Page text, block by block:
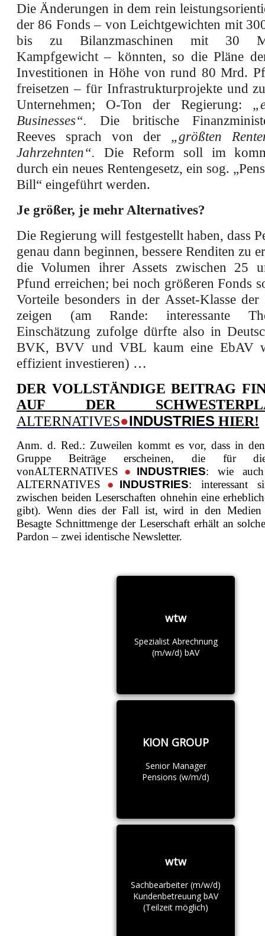
Die Änderungen in dem rein
der 86 Fonds – von Leichtgewichten mit
bis zu Bilanzmaschinen mit 30
Kampfgewicht – könnten, so die Pläne
Investitionen in Höhe von rund 80 Mrd.
freisetzen – für Infrastrukturprojekte und
Unternehmen; O-Ton der Regierung:
Businesses“. Die britische
Reeves sprach von der „größten
Jahrzehnten“. Die Reform soll im
durch ein neues Rentengesetz, ein sog.
Bill“ eingeführt werden.
Je größer, je mehr Alternatives?
Die Regierung will festgestellt haben, dass
genau dann beginnen, bessere Renditen zu
die Volumen ihrer Assets zwischen 25
Pfund erreichen; bei noch größeren Fonds
Vorteile besonders in der Asset-Klasse
zeigen (am Rande: interessante
Einschätzung zufolge dürfte also in
BVK, BVV und VBL kaum eine EbAV
effizient investieren) …
DER VOLLSTÄNDIGE BEITRAG
AUF DER
ALTERNATIVES●INDUSTRIES HIER!
Anm. d. Red.: Zuweilen kommt es vor, dass in
Gruppe Beiträge erscheinen, die für die
vonALTERNATIVES ● INDUSTRIES: wie
ALTERNATIVES ● INDUSTRIES: interessant
zwischen beiden Leserschaften ohnehin eine
gibt). Wenn dies der Fall ist, wird in den Medien
Besagte Schnittmenge der Leserschaft erhält an
Pardon – zwei identische Newsletter.
wtw
Spezialist Abrechnung
(m/w/d) bAV
KION GROUP
Senior Manager
Pensions (w/m/d)
wtw
Sachbearbeiter (m/w/d)
Kundenbetreuung bAV
(Teilzeit möglich)